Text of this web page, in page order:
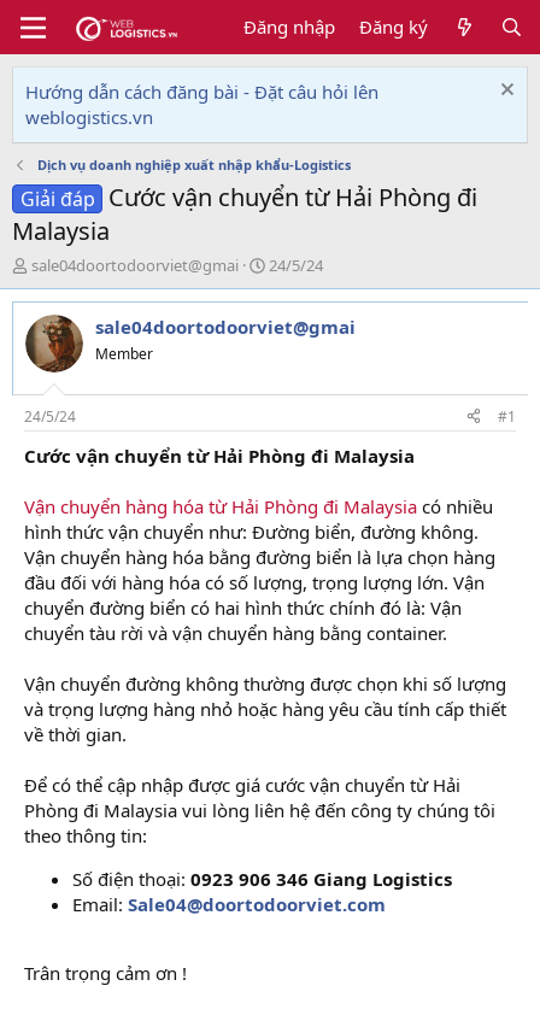
Đăng nhập Đăng ký
Hướng dẫn cách đăng bài - Đặt câu hỏi lên
weblogistics.vn
Dịch vụ doanh nghiệp xuất nhập khẩu-Logistics
Giải đáp Cước vận chuyển từ Hải Phòng đi
Malaysia
T
h
r
e
a
d
s
t
a
r
e
r
sale04doortodoorviet@gmai
N
g
à
y
i
24/5/24
sale04doortodoorviet@gmai
Member
24/5/24 #1
Cước vận chuyển từ Hải Phòng đi Malaysia
Vận chuyển hàng hóa từ Hải Phòng đi Malaysia có nhiều
hình thức vận chuyển như: Đường biển, đường không.
Vận chuyển hàng hóa bằng đường biển là lựa chọn hàng
đầu đối với hàng hóa có số lượng, trọng lượng lớn. Vận
chuyển đường biển có hai hình thức chính đó là: Vận
chuyển tàu rời và vận chuyển hàng bằng container.
Vận chuyển đường không thường được chọn khi số lượng
và trọng lượng hàng nhỏ hoặc hàng yêu cầu tính cấp thiết
về thời gian.
Để có thể cập nhập được giá cước vận chuyển từ Hải
Phòng đi Malaysia vui lòng liên hệ đến công ty chúng tôi
theo thông tin:
Số điện thoại: 0923 906 346 Giang Logistics
Email: Sale04@doortodoorviet.com
Trân trọng cảm ơn !